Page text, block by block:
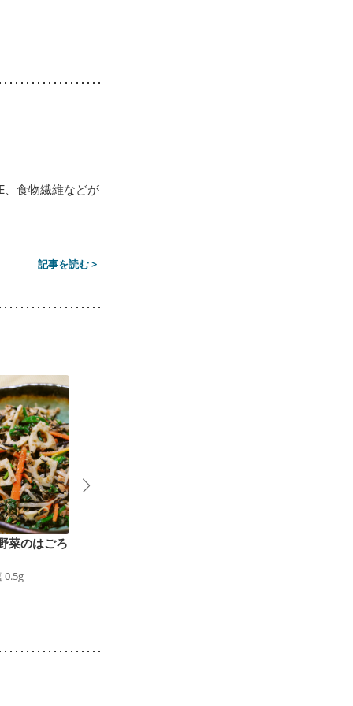
、食物繊維などが
記事を読む >
菜のはごろ
0.5g